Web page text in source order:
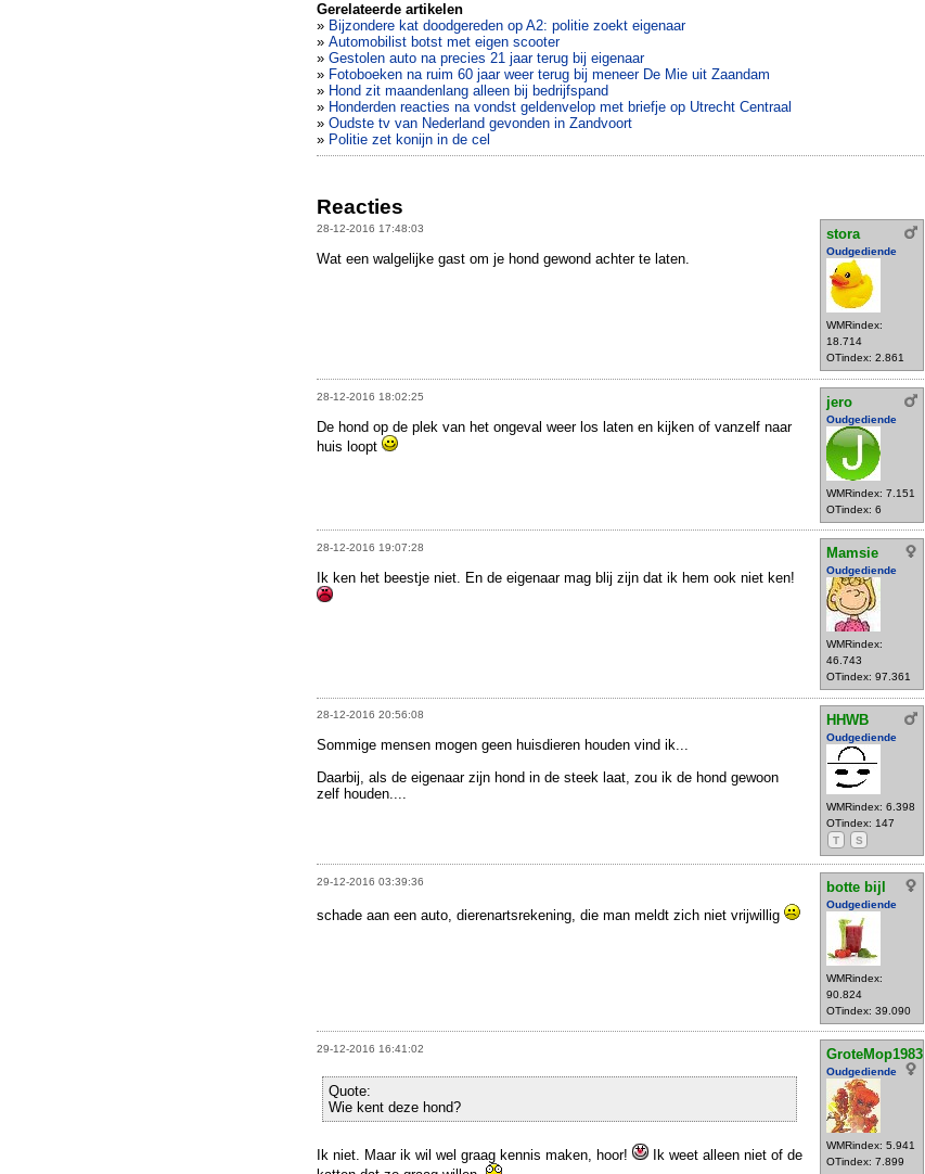
Gerelateerde artikelen
» Bijzondere kat doodgereden op A2: politie zoekt eigenaar
» Automobilist botst met eigen scooter
» Gestolen auto na precies 21 jaar terug bij eigenaar
» Fotoboeken na ruim 60 jaar weer terug bij meneer De Mie uit Zaandam
» Hond zit maandenlang alleen bij bedrijfspand
» Honderden reacties na vondst geldenvelop met briefje op Utrecht Centraal
» Oudste tv van Nederland gevonden in Zandvoort
» Politie zet konijn in de cel
Reacties
28-12-2016 17:48:03 stora
Oudgediende
WMRindex:
18.714
OTindex: 2.861
Wat een walgelijke gast om je hond gewond achter te laten.
28-12-2016 18:02:25 jero
Oudgediende
WMRindex: 7.151
OTindex: 6
De hond op de plek van het ongeval weer los laten en kijken of vanzelf naar
huis loopt
28-12-2016 19:07:28 Mamsie
Oudgediende
WMRindex:
46.743
OTindex: 97.361
Ik ken het beestje niet. En de eigenaar mag blij zijn dat ik hem ook niet ken!
28-12-2016 20:56:08 HHWB
Oudgediende
WMRindex: 6.398
OTindex: 147
T
S
Sommige mensen mogen geen huisdieren houden vind ik...
Daarbij, als de eigenaar zijn hond in de steek laat, zou ik de hond gewoon
zelf houden....
29-12-2016 03:39:36 botte bijl
Oudgediende
WMRindex:
90.824
OTindex: 39.090
schade aan een auto, dierenartsrekening, die man meldt zich niet vrijwillig
29-12-2016 16:41:02 GroteMop1983
Oudgediende
WMRindex: 5.941
OTindex: 7.899
Quote:
Wie kent deze hond?
Ik niet. Maar ik wil wel graag kennis maken, hoor!
Ik weet alleen niet of de